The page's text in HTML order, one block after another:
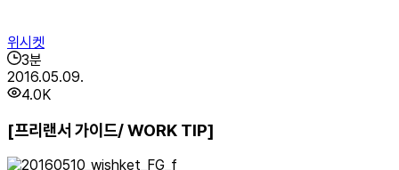
위시켓
3분
2016.05.09.
4.0K
[프리랜서 가이드/ WORK TIP]